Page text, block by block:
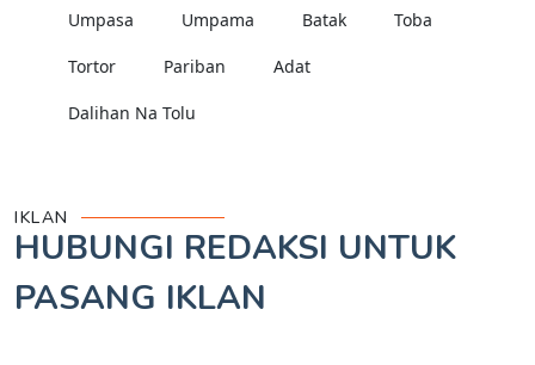
Umpasa Umpama Batak Toba
Tortor Pariban Adat
Dalihan Na Tolu
IKLAN
HUBUNGI REDAKSI UNTUK
PASANG IKLAN